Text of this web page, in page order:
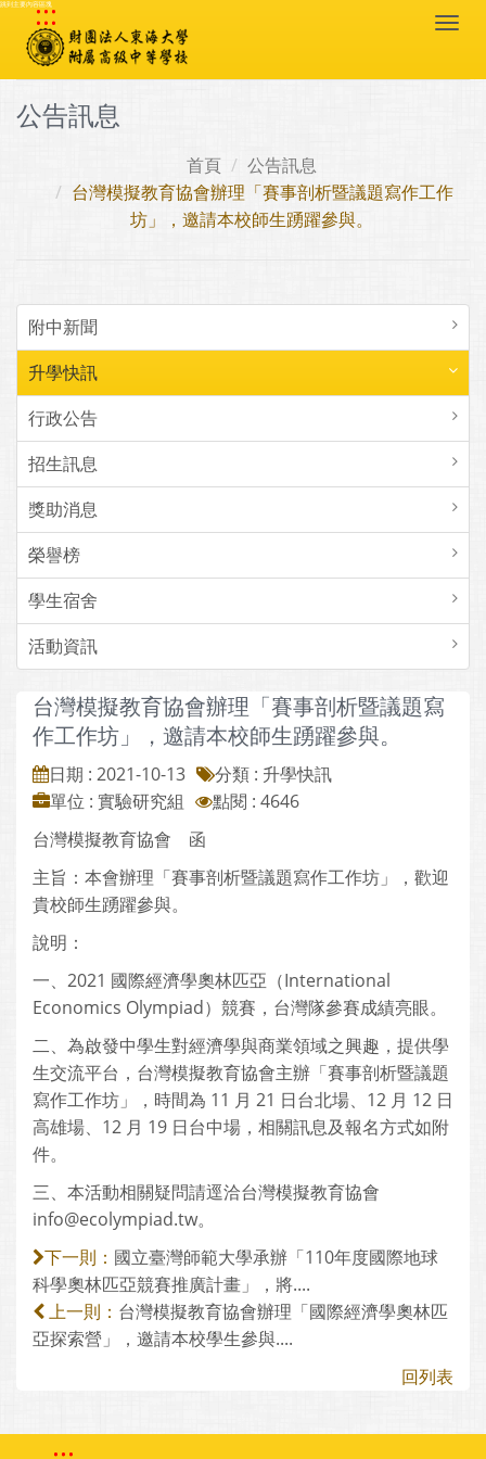
跳到主要內容區塊
:::
公告訊息
首頁
公告訊息
台灣模擬教育協會辦理「賽事剖析暨議題寫作工作
坊」，邀請本校師生踴躍參與。
附中新聞
升學快訊
行政公告
招生訊息
獎助消息
榮譽榜
學生宿舍
活動資訊
台灣模擬教育協會辦理「賽事剖析暨議題寫
作工作坊」，邀請本校師生踴躍參與。
日期 : 2021-10-13
分類 : 升學快訊
單位 : 實驗研究組
點閱 : 4646
台灣模擬教育協會 函
主旨：本會辦理「賽事剖析暨議題寫作工作坊」，歡迎
貴校師生踴躍參與。
說明：
一、2021 國際經濟學奧林匹亞（International
Economics Olympiad）競賽，台灣隊參賽成績亮眼。
二、為啟發中學生對經濟學與商業領域之興趣，提供學
生交流平台，台灣模擬教育協會主辦「賽事剖析暨議題
寫作工作坊」，時間為 11 月 21 日台北場、12 月 12 日
高雄場、12 月 19 日台中場，相關訊息及報名方式如附
件。
三、本活動相關疑問請逕洽台灣模擬教育協會
info@ecolympiad.tw。
下一則： 國立臺灣師範大學承辦「110年度國際地球
科學奧林匹亞競賽推廣計畫」，將....
上一則： 台灣模擬教育協會辦理「國際經濟學奧林匹
亞探索營」，邀請本校學生參與....
回列表